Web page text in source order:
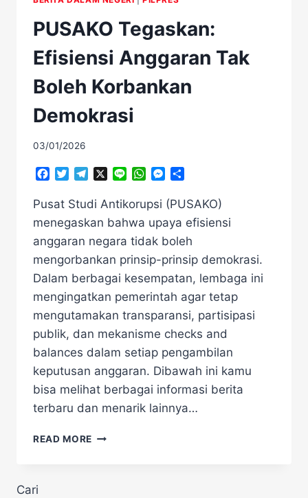
PUSAKO Tegaskan:
Efisiensi Anggaran Tak
Boleh Korbankan
Demokrasi
03/01/2026
Facebook
TwitterTelegramLine WhatsAppMessenger
Pusat Studi Antikorupsi (PUSAKO)
menegaskan bahwa upaya efisiensi
anggaran negara tidak boleh
mengorbankan prinsip-prinsip demokrasi.
Dalam berbagai kesempatan, lembaga ini
mengingatkan pemerintah agar tetap
mengutamakan transparansi, partisipasi
publik, dan mekanisme checks and
balances dalam setiap pengambilan
keputusan anggaran. Dibawah ini kamu
bisa melihat berbagai informasi berita
terbaru dan menarik lainnya…
READ MORE PUSAKO
Cari